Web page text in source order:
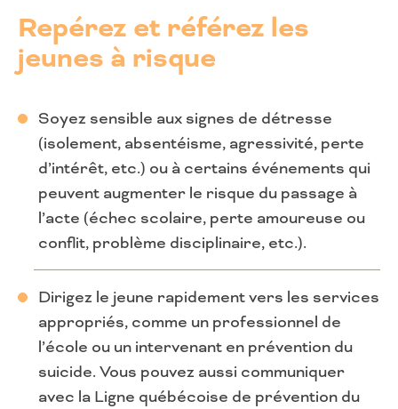
Repérez et référez les
jeunes à risque
Soyez sensible aux signes de détresse
(isolement, absentéisme, agressivité, perte
d’intérêt, etc.) ou à certains événements qui
peuvent augmenter le risque du passage à
l’acte (échec scolaire, perte amoureuse ou
conflit, problème disciplinaire, etc.).
Dirigez le jeune rapidement vers les services
appropriés, comme un professionnel de
l’école ou un intervenant en prévention du
suicide. Vous pouvez aussi communiquer
avec la Ligne québécoise de prévention du